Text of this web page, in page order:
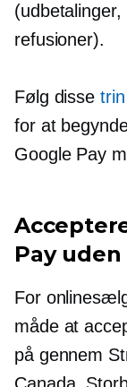
refusioner).
Følg disse
for at
Google Pay
Pay uden
For
måde at
på gennem